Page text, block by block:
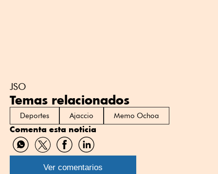
JSO
Temas relacionados
Deportes Ajaccio Memo Ochoa
Comenta esta noticia
Compartir
por
WhatsApp
Compartir
por
Twitter
Compartir
por
Facebook
Compartir
por
Linkedin
Ver comentarios